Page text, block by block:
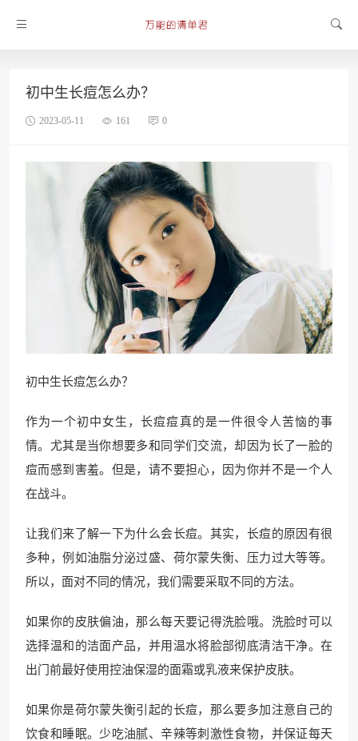
初中生长痘怎么办？
2023-05-11 161 0
初中生长痘怎么办？
作为一个初中女生，长痘痘真的是一件很令人苦恼的事
情。尤其是当你想要多和同学们交流，却因为长了一脸的
痘而感到害羞。但是，请不要担心，因为你并不是一个人
在战斗。
让我们来了解一下为什么会长痘。其实，长痘的原因有很
多种，例如油脂分泌过盛、荷尔蒙失衡、压力过大等等。
所以，面对不同的情况，我们需要采取不同的方法。
如果你的皮肤偏油，那么每天要记得洗脸哦。洗脸时可以
选择温和的洁面产品，并用温水将脸部彻底清洁干净。在
出门前最好使用控油保湿的面霜或乳液来保护皮肤。
如果你是荷尔蒙失衡引起的长痘，那么要多加注意自己的
饮食和睡眠。少吃油腻、辛辣等刺激性食物，并保证每天